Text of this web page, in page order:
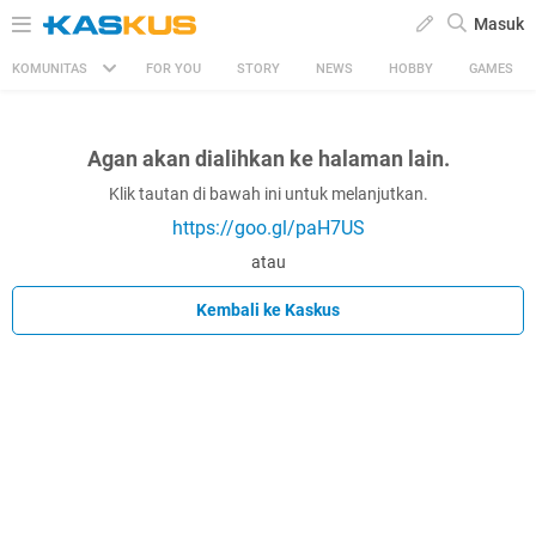
Masuk
KOMUNITAS FOR YOU STORY NEWS HOBBY GAMES
Agan akan dialihkan ke halaman lain.
Klik tautan di bawah ini untuk melanjutkan.
https://goo.gl/paH7US
atau
Kembali ke Kaskus